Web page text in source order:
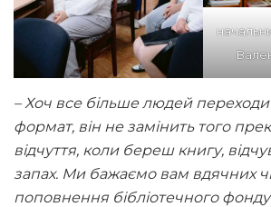
– Хоч все більше людей
формат, він не замінить того
відчуття, коли береш книгу,
запах. Ми бажаємо вам вдячних
поповнення бібліотечного